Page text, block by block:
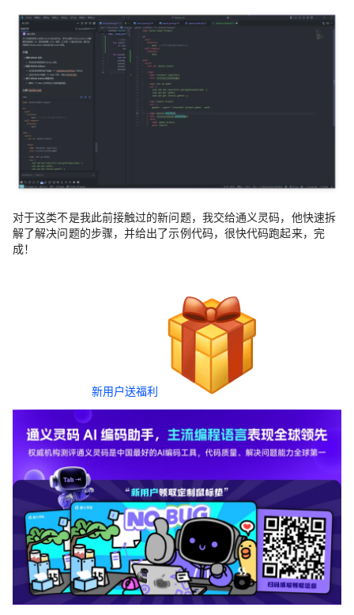
对于这类不是我此前接触过的新问题，我交给通义灵码，他快速拆
解了解决问题的步骤，并给出了示例代码，很快代码跑起来，完
成！
新用户送福利